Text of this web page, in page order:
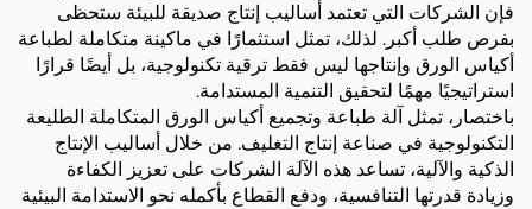
فإن الشركات التي تعتمد أساليب إنتاج صديقة للبيئة ستحظى
بفرص طلب أكبر. لذلك، تمثل استثمارًا في ماكينة متكاملة لطباعة
أكياس الورق وإنتاجها ليس فقط ترقية تكنولوجية، بل أيضًا قرارًا
استراتيجيًا مهمًا لتحقيق التنمية المستدامة.
باختصار، تمثل آلة طباعة وتجميع أكياس الورق المتكاملة الطليعة
التكنولوجية في صناعة إنتاج التغليف. من خلال أساليب الإنتاج
الذكية والآلية، تساعد هذه الآلة الشركات على تعزيز الكفاءة
وزيادة قدرتها التنافسية، ودفع القطاع بأكمله نحو الاستدامة البيئية